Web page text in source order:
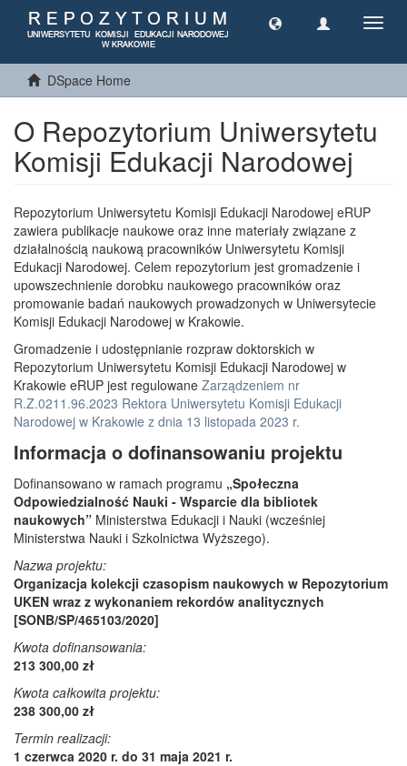
DSpace Home
O Repozytorium Uniwersytetu
Komisji Edukacji Narodowej
Repozytorium Uniwersytetu Komisji Edukacji Narodowej eRUP
zawiera publikacje naukowe oraz inne materiały związane z
działalnością naukową pracowników Uniwersytetu Komisji
Edukacji Narodowej. Celem repozytorium jest gromadzenie i
upowszechnienie dorobku naukowego pracowników oraz
promowanie badań naukowych prowadzonych w Uniwersytecie
Komisji Edukacji Narodowej w Krakowie.
Gromadzenie i udostępnianie rozpraw doktorskich w
Repozytorium Uniwersytetu Komisji Edukacji Narodowej w
Krakowie eRUP jest regulowane Zarządzeniem nr
R.Z.0211.96.2023 Rektora Uniwersytetu Komisji Edukacji
Narodowej w Krakowie z dnia 13 listopada 2023 r.
Informacja o dofinansowaniu projektu
Dofinansowano w ramach programu „Społeczna
Odpowiedzialność Nauki - Wsparcie dla bibliotek
naukowych” Ministerstwa Edukacji i Nauki (wcześniej
Ministerstwa Nauki i Szkolnictwa Wyższego).
Nazwa projektu:
Organizacja kolekcji czasopism naukowych w Repozytorium
UKEN wraz z wykonaniem rekordów analitycznych
[SONB/SP/465103/2020]
Kwota dofinansowania:
213 300,00 zł
Kwota całkowita projektu:
238 300,00 zł
Termin realizacji:
1 czerwca 2020 r. do 31 maja 2021 r.